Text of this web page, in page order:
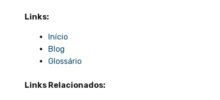
Links:
Início
Blog
Glossário
Links Relacionados: